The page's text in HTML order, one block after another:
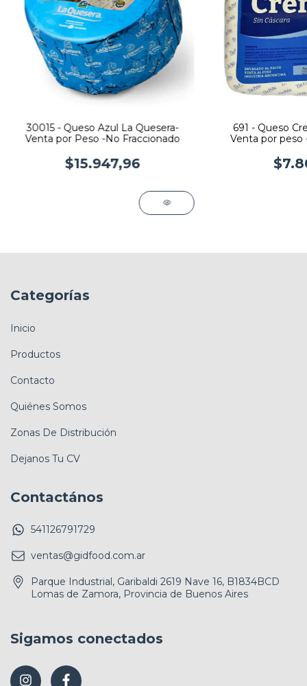
30015 - Queso Azul La Quesera-
Venta por Peso -No Fraccionado
$15.947,96
691 - Queso
Venta por peso
Categorías
Inicio
Productos
Contacto
Quiénes Somos
Zonas De Distribución
Dejanos Tu CV
Contactános
541126791729
ventas@gidfood.com.ar
Parque Industrial, Garibaldi 2619 Nave 16, B1834BCD
Lomas de Zamora, Provincia de Buenos Aires
Sigamos conectados